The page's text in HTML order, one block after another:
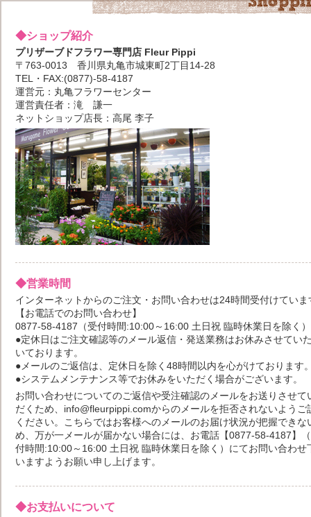
◆ショップ紹介
プリザーブドフラワー専門店 Fleur Pippi
〒763-0013 香川県丸亀市城東町2丁目14-28
TEL・FAX:(0877)-58-4187
運営元：丸亀フラワーセンター
運営責任者：滝 謙一
ネットショップ店長：高尾 李子
◆営業時間
インターネットからのご注文・お問い合わせは24時間受付けていま
【お電話でのお問い合わせ】
0877-58-4187（受付時間:10:00～16:00 土日祝 臨時休業日を除く）
●定休日はご注文確認等のメール返信・発送業務はお休みさせてい
いております。
●メールのご返信は、定休日を除く48時間以内を心がけております
●システムメンテナンス等でお休みをいただく場合がございます。
お問い合わせについてのご返信や受注確認のメールをお送りさせて
だくため、info@fleurpippi.comからのメールを拒否されないようご
ください。こちらではお客様へのメールのお届け状況が把握できな
め、万が一メールが届かない場合には、お電話【0877-58-4187】
付時間:10:00～16:00 土日祝 臨時休業日を除く）にてお問い合わせ
いますようお願い申し上げます。
◆お支払いについて